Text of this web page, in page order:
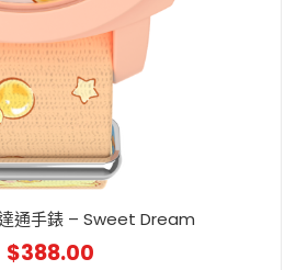
通手錶 – Sweet Dream
$388.00